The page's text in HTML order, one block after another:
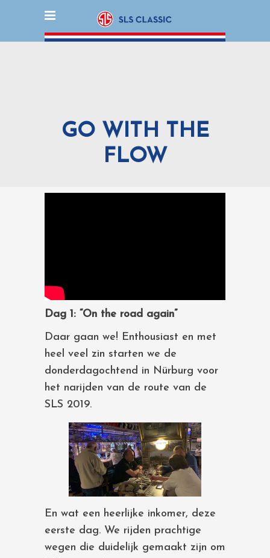
GO WITH THE
FLOW
Dag 1: “On the road again”
Daar gaan we! Enthousiast en met
heel veel zin starten we de
donderdagochtend in Nürburg voor
het narijden van de route van de
SLS 2019.
En wat een heerlijke inkomer, deze
eerste dag. We rijden prachtige
wegen die duidelijk gemaakt zijn om